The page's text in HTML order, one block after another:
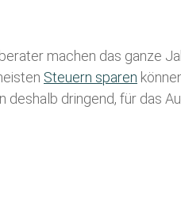
machen das ganze
Steuern sparen
dringend, für das